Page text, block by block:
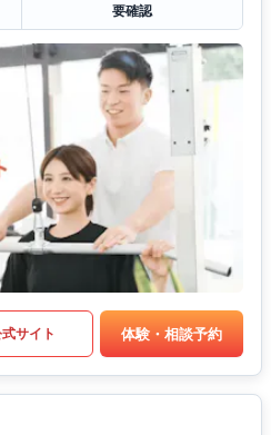
要確認
サイト 体験・相談予約